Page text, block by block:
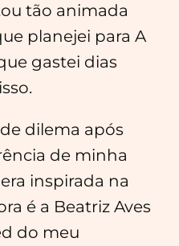
tão animada
planejei para A
gastei dias
dilema após
de minha
inspirada na
é a Beatriz Aves
do meu